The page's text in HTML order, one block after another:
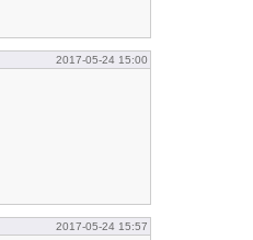
2017-05-24 15:00
2017-05-24 15:57